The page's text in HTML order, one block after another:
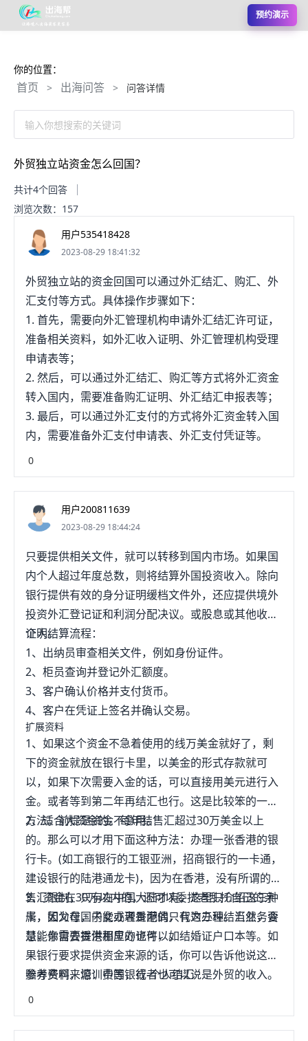
预约演示
你的位置：
首页 > 出海问答 > 问答详情
输入你想搜索的关键词
外贸独立站资金怎么回国？
共计4个回答
浏览次数：157
用户535418428
2023-08-29 18:41:32
外贸独立站的资金回国可以通过外汇结汇、购汇、外
汇支付等方式。具体操作步骤如下：
1. 首先，需要向外汇管理机构申请外汇结汇许可证，
准备相关资料，如外汇收入证明、外汇管理机构受理
申请表等；
2. 然后，可以通过外汇结汇、购汇等方式将外汇资金
转入国内，需要准备购汇证明、外汇结汇申报表等；
3. 最后，可以通过外汇支付的方式将外汇资金转入国
内，需要准备外汇支付申请表、外汇支付凭证等。
0
用户200811639
2023-08-29 18:44:24
只要提供相关文件，就可以转移到国内市场。如果国
内个人超过年度总数，则将结算外国投资收入。除向
银行提供有效的身分证明缓档文件外，还应提供境外
投资外汇登记证和利润分配决议。或股息或其他收入
证明。
个人结算流程：
1、出纳员审查相关文件，例如身份证件。
2、柜员查询并登记外汇额度。
3、客户确认价格并支付货币。
4、客户在凭证上签名并确认交易。
扩展资料
1、如果这个资金不急着使用的线万美金就好了，剩
下的资金就放在银行卡里，以美金的形式存款就可
以，如果下次需要入金的话，可以直接用美元进行入
金。或者等到第二年再结汇也行。这是比较笨的一个
方法。前提是资金不急用。
2、适合大资金的。每年结售汇超过30万美金以上
的。那么可以才用下面这种方法：办理一张香港的银
行卡。(如工商银行的工银亚洲，招商银行的一卡通，
建设银行的陆港通龙卡)，因为在香港，没有所谓的结
售汇限制，只有在中国大陆才有，这里只介绍这三种
卡，因为在国内能办理香港的只有这三种。当然，要
是能亲自去香港那里办也可以。
3、资金在30万以内的，还可以委扰老乱托自己的亲
属，如父母，子女或者是配偶，代为办理结汇业务含
慧，你需要提供相应的证件，如结婚证户口本等。如
果银行要求提供资金来源的话，你可以告诉他说这是
赡养费啊，培训费等，或者也可以说是外贸的收入。
参考资料来源：中国银行-个人结汇
0